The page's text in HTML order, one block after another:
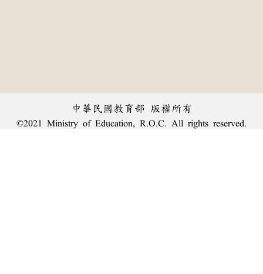
中華民國教育部 版權所有
©2021 Ministry of Education, R.O.C. All rights reserved.